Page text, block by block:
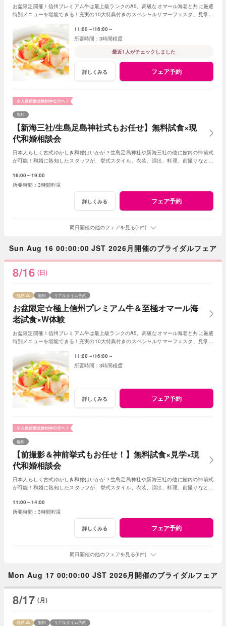
お盆限定開催！信州プレミアム牛は最上級ランクのA5。高級なオマール海老と共に厳選
特別メニューを堪能できる！充実の10大特典付きのスペシャルサマーフェスタ。見学＆
11:00～ 16:00～
3時間程度
最近1人がチェックしました
詳しくみる フェア予約
【新海三社/生島足島神社式もお任せ】無料試食×現
代和婚相談会
無料
日本人らしく古式ゆかしき和婚はいかが？生島足島神社や新海三社の他に館内の神前式
が可能！和婚に熟知したスタッフが、挙式スタイル、衣装、演出、料理、前撮りなどト
16:00～19:00
3時間程度
詳しくみる フェア予約
同日開催の他のフェアを見る(7件)
Sun Aug 16 00:00:00 JST 2026月開催のブライダルフェア
8/16 (日)
お盆限定☆極上信州プレミアム牛＆至極オマール海
老試食×W体験
残席 無料 リアルタイム予約
お盆限定開催！信州プレミアム牛は最上級ランクのA5。高級なオマール海老と共に厳選
特別メニューを堪能できる！充実の10大特典付きのスペシャルサマーフェスタ。見学＆
11:00～ 16:00～
3時間程度
詳しくみる フェア予約
【前撮影＆神前挙式もお任せ！】無料試食×見学×現
代和婚相談会
無料
日本人らしく古式ゆかしき和婚はいかが？生島足島神社や新海三社の他に館内の神前式
が可能！和婚に熟知したスタッフが、挙式スタイル、衣装、演出、料理、前撮りなどト
11:00～14:00
3時間程度
詳しくみる フェア予約
同日開催の他のフェアを見る(6件)
Mon Aug 17 00:00:00 JST 2026月開催のブライダルフェア
8/17 (月)
残席 無料 リアルタイム予約